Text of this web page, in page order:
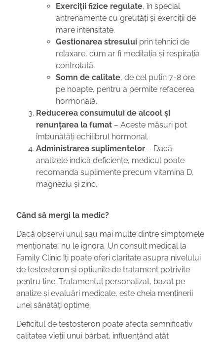
Exerciții fizice regulate, în special
antrenamente cu greutăți și exerciții de
mare intensitate.
Gestionarea stresului prin tehnici de
relaxare, cum ar fi meditația și respirația
controlată.
Somn de calitate, de cel puțin 7-8 ore
pe noapte, pentru a permite refacerea
hormonală.
Reducerea consumului de alcool și
renunțarea la fumat – Aceste măsuri pot
îmbunătăți echilibrul hormonal.
Administrarea suplimentelor – Dacă
analizele indică deficiențe, medicul poate
recomanda suplimente precum vitamina D,
magneziu și zinc.
Când să mergi la medic?
Dacă observi unul sau mai multe dintre simptomele
menționate, nu le ignora. Un consult medical la
Family Clinic îți poate oferi claritate asupra nivelului
de testosteron și opțiunile de tratament potrivite
pentru tine. Tratamentul personalizat, bazat pe
analize și evaluări medicale, este cheia menținerii
unei sănătăți optime.
Deficitul de testosteron poate afecta semnificativ
calitatea vieții unui bărbat, influențând atât